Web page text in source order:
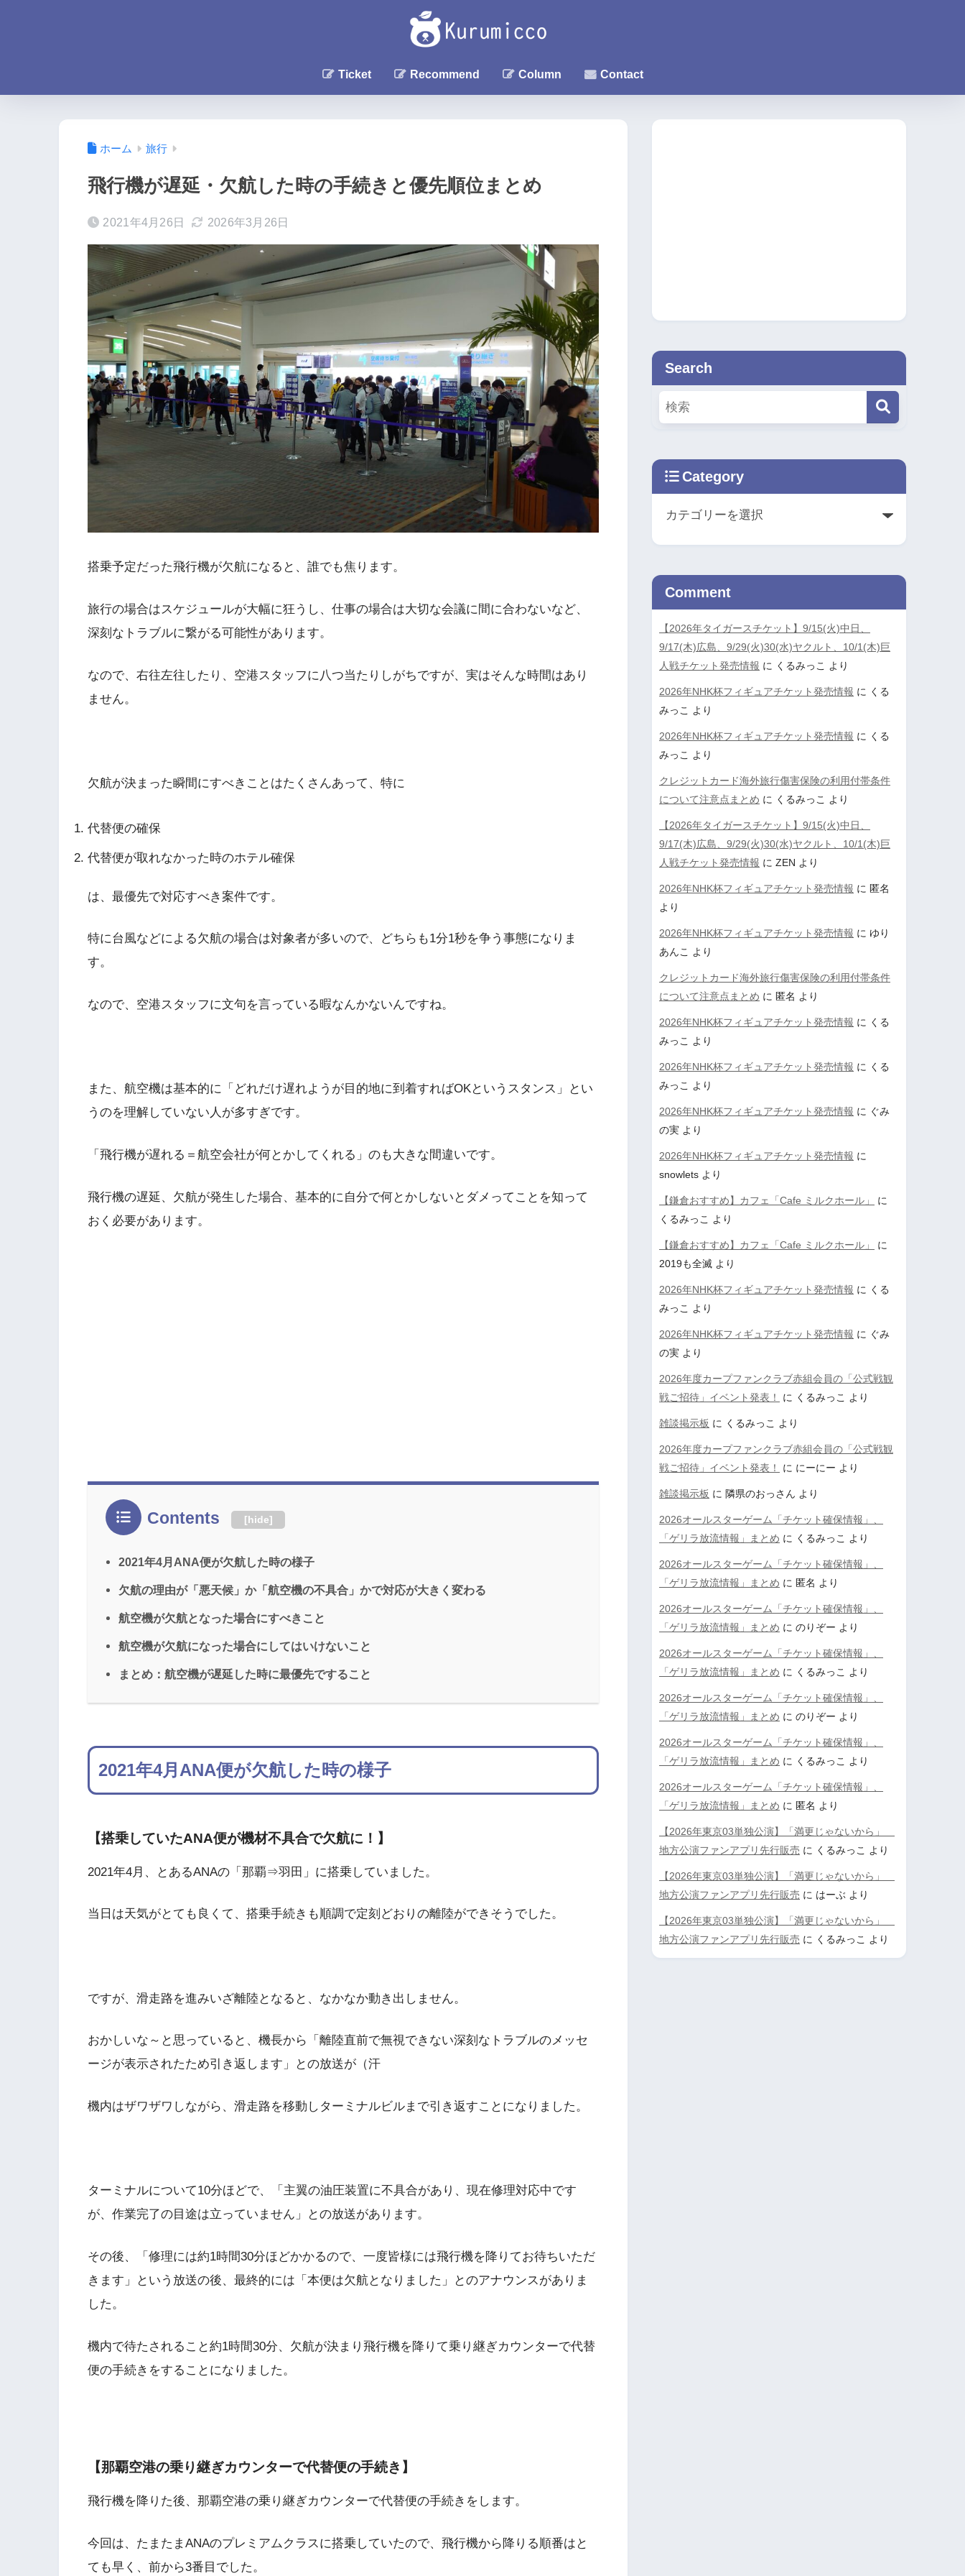
Ticket Recommend Column Contact
ホーム 旅行
飛行機が遅延・欠航した時の手続きと優先順位まとめ
2021年4月26日 2026年3月26日
搭乗予定だった飛行機が欠航になると、誰でも焦ります。
旅行の場合はスケジュールが大幅に狂うし、仕事の場合は大切な会議に間に合わないなど、
深刻なトラブルに繋がる可能性があります。
なので、右往左往したり、空港スタッフに八つ当たりしがちですが、実はそんな時間はあり
ません。
欠航が決まった瞬間にすべきことはたくさんあって、特に
代替便の確保
代替便が取れなかった時のホテル確保
は、最優先で対応すべき案件です。
特に台風などによる欠航の場合は対象者が多いので、どちらも1分1秒を争う事態になりま
す。
なので、空港スタッフに文句を言っている暇なんかないんですね。
また、航空機は基本的に「どれだけ遅れようが目的地に到着すればOKというスタンス」とい
うのを理解していない人が多すぎです。
「飛行機が遅れる＝航空会社が何とかしてくれる」のも大きな間違いです。
飛行機の遅延、欠航が発生した場合、基本的に自分で何とかしないとダメってことを知って
おく必要があります。
Contents [hide]
2021年4月ANA便が欠航した時の様子
欠航の理由が「悪天候」か「航空機の不具合」かで対応が大きく変わる
航空機が欠航となった場合にすべきこと
航空機が欠航になった場合にしてはいけないこと
まとめ：航空機が遅延した時に最優先ですること
2021年4月ANA便が欠航した時の様子
【搭乗していたANA便が機材不具合で欠航に！】
2021年4月、とあるANAの「那覇⇒羽田」に搭乗していました。
当日は天気がとても良くて、搭乗手続きも順調で定刻どおりの離陸ができそうでした。
ですが、滑走路を進みいざ離陸となると、なかなか動き出しません。
おかしいな～と思っていると、機長から「離陸直前で無視できない深刻なトラブルのメッセ
ージが表示されたため引き返します」との放送が（汗
機内はザワザワしながら、滑走路を移動しターミナルビルまで引き返すことになりました。
ターミナルについて10分ほどで、「主翼の油圧装置に不具合があり、現在修理対応中です
が、作業完了の目途は立っていません」との放送があります。
その後、「修理には約1時間30分ほどかかるので、一度皆様には飛行機を降りてお待ちいただ
きます」という放送の後、最終的には「本便は欠航となりました」とのアナウンスがありま
した。
機内で待たされること約1時間30分、欠航が決まり飛行機を降りて乗り継ぎカウンターで代替
便の手続きをすることになりました。
【那覇空港の乗り継ぎカウンターで代替便の手続き】
飛行機を降りた後、那覇空港の乗り継ぎカウンターで代替便の手続きをします。
今回は、たまたまANAのプレミアムクラスに搭乗していたので、飛行機から降りる順番はと
ても早く、前から3番目でした。
Search
Category
Comment
【2026年タイガースチケット】9/15(火)中日、
9/17(木)広島、9/29(火)30(水)ヤクルト、10/1(木)巨
人戦チケット発売情報 に くるみっこ より
2026年NHK杯フィギュアチケット発売情報 に くる
みっこ より
2026年NHK杯フィギュアチケット発売情報 に くる
みっこ より
クレジットカード海外旅行傷害保険の利用付帯条件
について注意点まとめ に くるみっこ より
【2026年タイガースチケット】9/15(火)中日、
9/17(木)広島、9/29(火)30(水)ヤクルト、10/1(木)巨
人戦チケット発売情報 に ZEN より
2026年NHK杯フィギュアチケット発売情報 に 匿名
より
2026年NHK杯フィギュアチケット発売情報 に ゆり
あんこ より
クレジットカード海外旅行傷害保険の利用付帯条件
について注意点まとめ に 匿名 より
2026年NHK杯フィギュアチケット発売情報 に くる
みっこ より
2026年NHK杯フィギュアチケット発売情報 に くる
みっこ より
2026年NHK杯フィギュアチケット発売情報 に ぐみ
の実 より
2026年NHK杯フィギュアチケット発売情報 に
snowlets より
【鎌倉おすすめ】カフェ「Cafe ミルクホール」
に
くるみっこ より
【鎌倉おすすめ】カフェ「Cafe ミルクホール」
に
2019も全滅 より
2026年NHK杯フィギュアチケット発売情報 に くる
みっこ より
2026年NHK杯フィギュアチケット発売情報 に ぐみ
の実 より
2026年度カープファンクラブ赤組会員の「公式戦観
戦ご招待」イベント発表！
に くるみっこ より
雑談掲示板 に くるみっこ より
2026年度カープファンクラブ赤組会員の「公式戦観
戦ご招待」イベント発表！
に にーにー より
雑談掲示板 に 隣県のおっさん より
2026オールスターゲーム「チケット確保情報」、
「ゲリラ放流情報」まとめ に くるみっこ より
2026オールスターゲーム「チケット確保情報」、
「ゲリラ放流情報」まとめ に 匿名 より
2026オールスターゲーム「チケット確保情報」、
「ゲリラ放流情報」まとめ に のりぞー より
2026オールスターゲーム「チケット確保情報」、
「ゲリラ放流情報」まとめ に くるみっこ より
2026オールスターゲーム「チケット確保情報」、
「ゲリラ放流情報」まとめ に のりぞー より
2026オールスターゲーム「チケット確保情報」、
「ゲリラ放流情報」まとめ に くるみっこ より
2026オールスターゲーム「チケット確保情報」、
「ゲリラ放流情報」まとめ に 匿名 より
【2026年東京03単独公演】「満更じゃないから」
地方公演ファンアプリ先行販売 に くるみっこ より
【2026年東京03単独公演】「満更じゃないから」
地方公演ファンアプリ先行販売 に はーぶ より
【2026年東京03単独公演】「満更じゃないから」
地方公演ファンアプリ先行販売 に くるみっこ より